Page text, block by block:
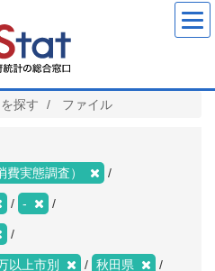
探す ファイル
費実態調査）
-
以上市別 秋田県